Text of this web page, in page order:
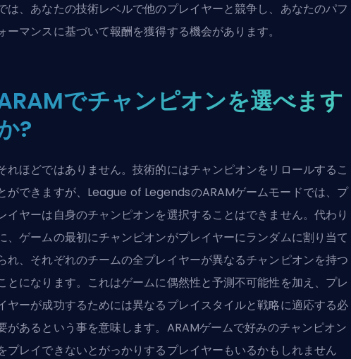
は、あなたの技術レベルで他のプレイヤーと競争し、あなたのパフ
ーマンスに基づいて報酬を獲得する機会があります。
でチャンピオンを選べます
?
れほどではありません。技術的にはチャンピオンをリロールするこ
ができますが、League of LegendsのARAMゲームモードでは、プ
イヤーは自身のチャンピオンを選択することはできません。代わり
、ゲームの最初にチャンピオンがプレイヤーにランダムに割り当て
れ、それぞれのチームの全プレイヤーが異なるチャンピオンを持つ
とになります。これはゲームに偶然性と予測不可能性を加え、プレ
ヤーが成功するためには異なるプレイスタイルと戦略に適応する必
があるという事を意味します。ARAMゲームで好みのチャンピオン
プレイできないとがっかりするプレイヤーもいるかもしれません